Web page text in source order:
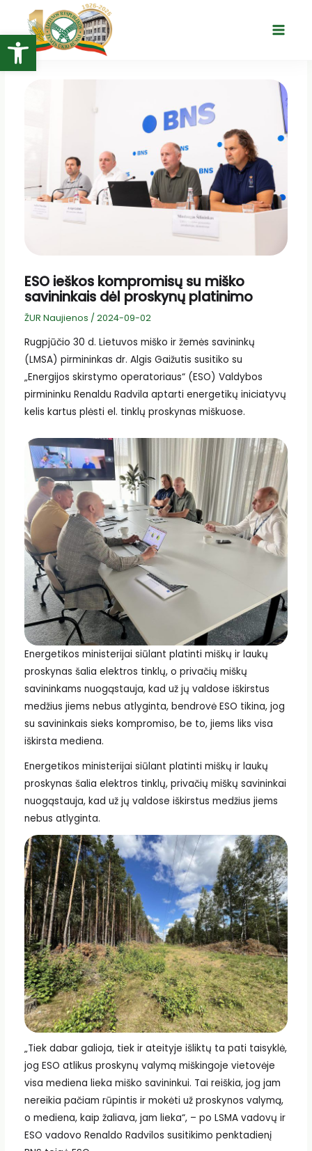
Open toolbar
turinio
Main
ESO ieškos kompromisų su miško
savininkais dėl proskynų platinimo
ŽUR Naujienos / 2024-09-02
Rugpjūčio 30 d. Lietuvos miško ir žemės savininkų
(LMSA) pirmininkas dr. Algis Gaižutis susitiko su
„Energijos skirstymo operatoriaus“ (ESO) Valdybos
pirmininku Renaldu Radvila aptarti energetikų iniciatyvų
kelis kartus plėsti el. tinklų proskynas miškuose.
Energetikos ministerijai siūlant platinti miškų ir laukų
proskynas šalia elektros tinklų, o privačių miškų
savininkams nuogąstauja, kad už jų valdose iškirstus
medžius jiems nebus atlyginta, bendrovė ESO tikina, jog
su savininkais sieks kompromiso, be to, jiems liks visa
iškirsta mediena.
Energetikos ministerijai siūlant platinti miškų ir laukų
proskynas šalia elektros tinklų, privačių miškų savininkai
nuogąstauja, kad už jų valdose iškirstus medžius jiems
nebus atlyginta.
„Tiek dabar galioja, tiek ir ateityje išliktų ta pati taisyklė,
jog ESO atlikus proskynų valymą miškingoje vietovėje
visa mediena lieka miško savininkui. Tai reiškia, jog jam
nereikia pačiam rūpintis ir mokėti už proskynos valymą,
o mediena, kaip žaliava, jam lieka“, – po LSMA vadovų ir
ESO vadovo Renaldo Radvilos susitikimo penktadienį